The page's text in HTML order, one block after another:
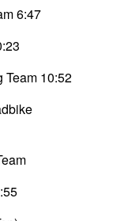
6:47
Team 10:52